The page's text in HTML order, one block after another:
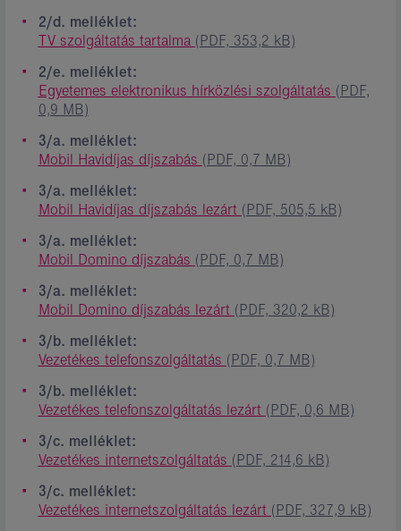
2/d. melléklet:
TV szolgáltatás tartalma (PDF, 353,2 kB)
2/e. melléklet:
Egyetemes elektronikus hírközlési szolgáltatás (PDF,
0,9 MB)
3/a. melléklet:
Mobil Havidíjas díjszabás (PDF, 0,7 MB)
3/a. melléklet:
Mobil Havidíjas díjszabás lezárt (PDF, 505,5 kB)
3/a. melléklet:
Mobil Domino díjszabás (PDF, 0,7 MB)
3/a. melléklet:
Mobil Domino díjszabás lezárt (PDF, 320,2 kB)
3/b. melléklet:
Vezetékes telefonszolgáltatás (PDF, 0,7 MB)
3/b. melléklet:
Vezetékes telefonszolgáltatás lezárt (PDF, 0,6 MB)
3/c. melléklet:
Vezetékes internetszolgáltatás (PDF, 214,6 kB)
3/c. melléklet:
Vezetékes internetszolgáltatás lezárt (PDF, 327,9 kB)